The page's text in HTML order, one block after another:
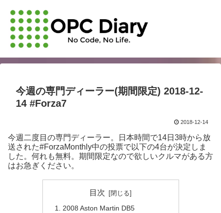
今週の専門ディーラー(期間限定) 2018-12-
14 #Forza7
2018-12-14
今週二度目の専門ディーラー。日本時間で14日3時から放
送された#ForzaMonthly中の投票で以下の4台が決定しま
した。何れも無料。期間限定なので欲しいクルマがある方
はお急ぎください。
目次
2008 Aston Martin DB5